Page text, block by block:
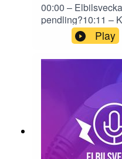
00:00 –
pendling?10:11 –
bil?15:10 –
Cross och
hos Carla32:15 –
Play